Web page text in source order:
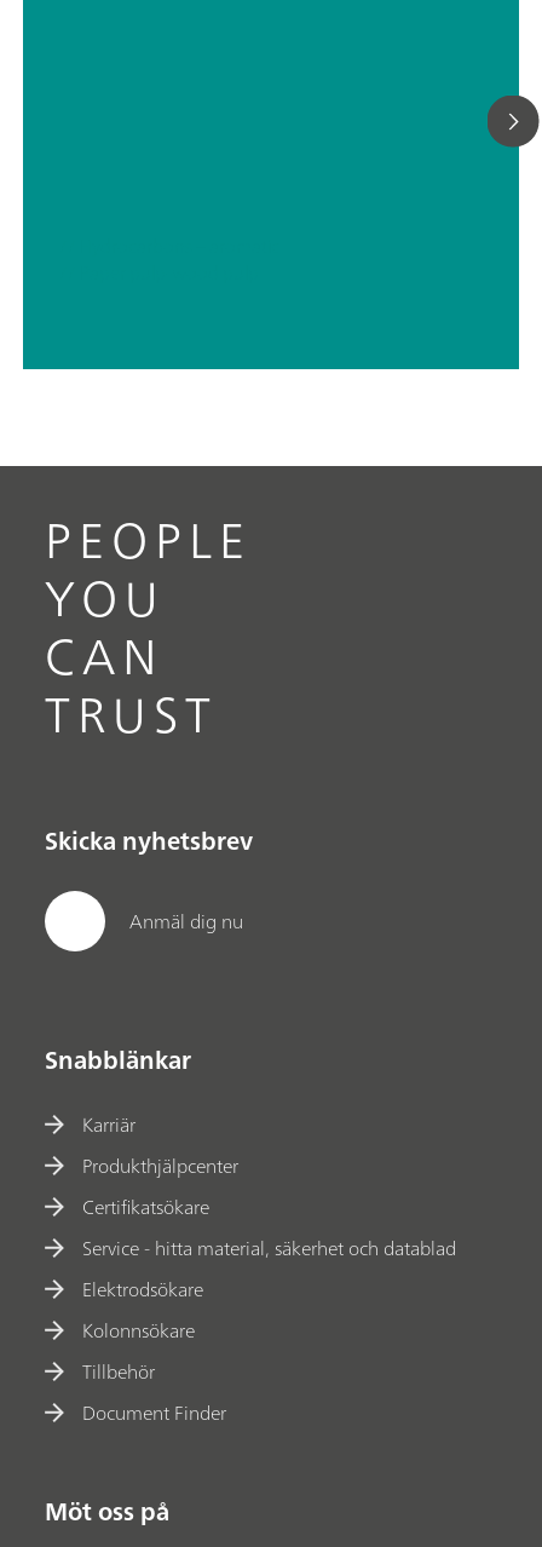
PEOPLE
YOU
CAN
TRUST
Skicka nyhetsbrev
Anmäl dig nu
Snabblänkar
Karriär
Produkthjälpcenter
Certifikatsökare
Service - hitta material, säkerhet och datablad
Elektrodsökare
Kolonnsökare
Tillbehör
Document Finder
Möt oss på